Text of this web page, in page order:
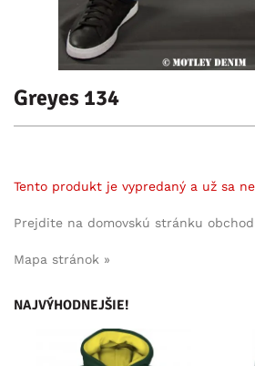
Greyes 134
Tento produkt je vypredaný a už sa
Prejdite na domovskú stránku
Mapa stránok »
NAJVÝHODNEJŠIE!